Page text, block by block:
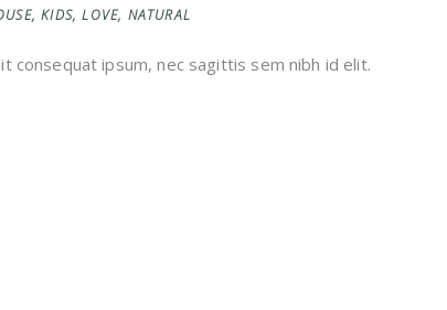
,KIDS,LOVE, NATURAL
consequat ipsum, nec sagittis sem nibh id elit.